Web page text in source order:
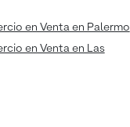
en Venta en Palermo
en Venta en Las